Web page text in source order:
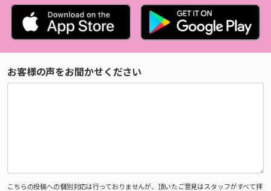
お客様の声をお聞かせください
こちらの投稿への個別対応は行っておりませんが、頂いたご意見はスタッフがすべて拝